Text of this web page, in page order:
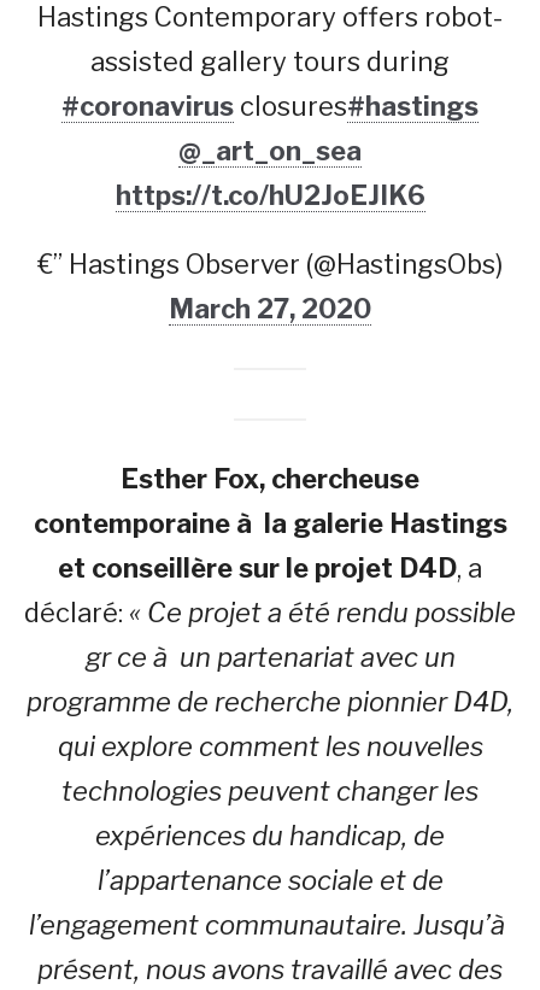
Hastings Contemporary offers robot-
assisted gallery tours during
#coronavirus closures#hastings
@_art_on_sea
https://t.co/hU2JoEJIK6
€” Hastings Observer (@HastingsObs)
March 27, 2020
Esther Fox, chercheuse
contemporaine à la galerie Hastings
et conseillère sur le projet D4D, a
déclaré: « Ce projet a été rendu possible
gr ce à un partenariat avec un
programme de recherche pionnier D4D,
qui explore comment les nouvelles
technologies peuvent changer les
expériences du handicap, de
l’appartenance sociale et de
l’engagement communautaire. Jusqu’à
présent, nous avons travaillé avec des